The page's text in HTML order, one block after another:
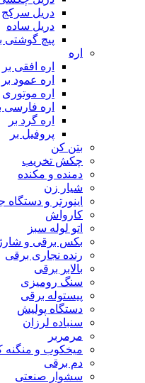
دریل سرکج
دریل ساده
پیچ
اره
اره افقی بر
اره عمود بر
اره موتوری
اره فارسی
اره گرد بر
پروفیل بر
بتن کن
چکش تخریب
دمنده و مکنده
شیار زن
اینورتر و
کارواش
اتو لوله سبز
بکس برقی و
رنده نجاری برقی
بالابر برقی
سنگ رومیزی
پیستوله برقی
دستگاه پولیش
سنباده لرزان
مرمربر
میخکوب و منگنه
دم برقی
سشوار صنعتی